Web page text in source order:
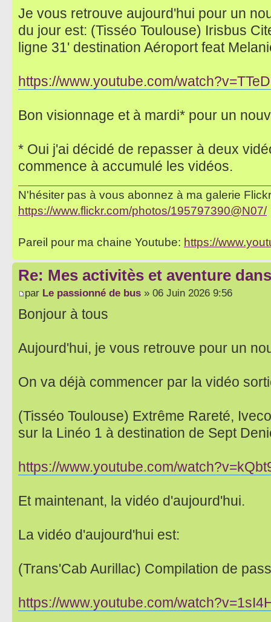
Je vous retrouve aujourd'hui pour un
du jour est: (Tisséo Toulouse) Irisbus
ligne 31' destination Aéroport feat
https://www.youtube.com/
Bon visionnage et à mardi* pour un
* Oui j'ai décidé de repasser à deux
commence à accumulé les vidéos.
N'hésiter pas à vous abonnez à ma galerie
https://www.flickr.com/photos/195797390@N07/
Pareil pour ma chaine Youtube: https://
Re: Mes activitès et aventure
par Le passionné de bus » 06 Juin 2026 9:56
Bonjour à tous
Aujourd'hui, je vous retrouve pour un
On va déjà commencer par la vidéo
(Tisséo Toulouse) Extrême Rareté,
sur la Linéo 1 à destination de Sept
https://www.youtube.com/
Et maintenant, la vidéo d'aujourd'hui.
La vidéo d'aujourd'hui est:
(Trans'Cab Aurillac) Compilation de
https://www.youtube.com/